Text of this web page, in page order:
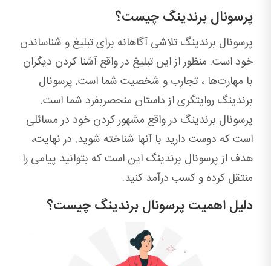
پرسونال برندینگ چیست؟
پرسونال برندینگ تلاشی آگاهانه برای تبلیغ و شناساندن
خود است. منظور از این تبلیغ در واقع آشنا کردن دیگران
با مهارت‌ها ، تجارب و شخصیت شما است. پرسونال
برندینگ روایتگری از داستان منحصربفرد شما است.
پرسونال برندینگ در واقع مشهور کردن خود در مسائلی
است که دوست دارید با آنها شناخته شوید. در نهایت،
هدف از پرسونال برندینگ این است که بتوانید پیامی را
منتقل کرده و کسب درآمد کنید.
دلیل اهمیت پرسونال برندینگ چیست؟